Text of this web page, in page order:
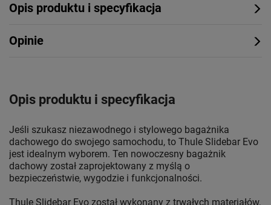
Opis produktu i specyfikacja
Opinie
Opis produktu i specyfikacja
Jeśli szukasz niezawodnego i stylowego bagażnika
dachowego do swojego samochodu, to Thule Slidebar Evo
jest idealnym wyborem. Ten nowoczesny bagażnik
dachowy został zaprojektowany z myślą o
bezpieczeństwie, wygodzie i funkcjonalności.
Thule Slidebar Evo został wykonany z trwałych materiałów,